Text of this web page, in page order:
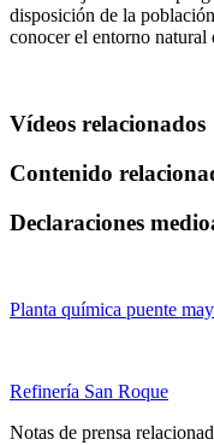
disposición de la
conocer el entorno natural
Vídeos relacionados
Contenido
Declaraciones
Planta química puente
Refinería San Roque
Notas de prensa